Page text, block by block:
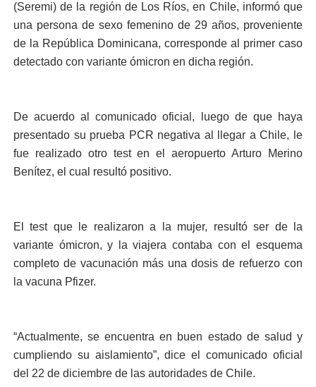
(Seremi) de la región de Los Ríos, en Chile, informó que
una persona de sexo femenino de 29 años, proveniente
de la República Dominicana, corresponde al primer caso
detectado con variante ómicron en dicha región.
De acuerdo al comunicado oficial, luego de que haya
presentado su prueba PCR negativa al llegar a Chile, le
fue realizado otro test en el aeropuerto Arturo Merino
Benítez, el cual resultó positivo.
El test que le realizaron a la mujer, resultó ser de la
variante ómicron, y la viajera contaba con el esquema
completo de vacunación más una dosis de refuerzo con
la vacuna Pfizer.
“Actualmente, se encuentra en buen estado de salud y
cumpliendo su aislamiento”, dice el comunicado oficial
del 22 de diciembre de las autoridades de Chile.